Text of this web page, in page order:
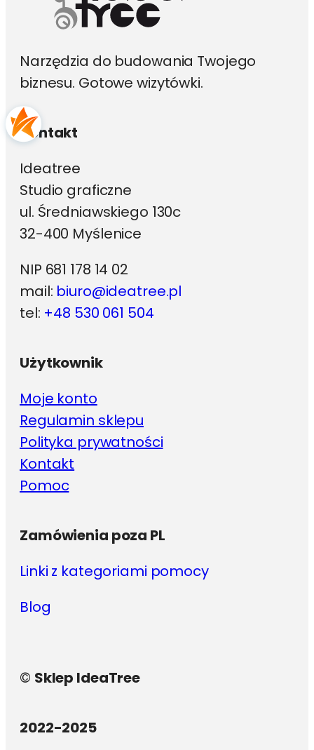
Narzędzia do budowania Twojego
biznesu. Gotowe wizytówki.
Kontakt
Ideatree
Studio graficzne
ul. Średniawskiego 130c
32-400 Myślenice
NIP 681 178 14 02
mail: biuro@ideatree.pl
tel: +48 530 061 504
Użytkownik
Moje konto
Regulamin sklepu
Polityka prywatności
Kontakt
Pomoc
Zamówienia poza PL
Linki z kategoriami pomocy
Blog
© Sklep IdeaTree
2022-2025